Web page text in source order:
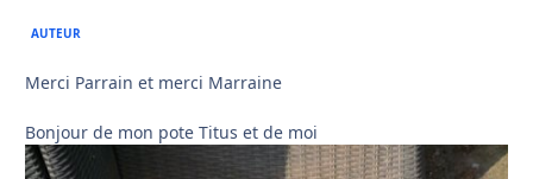
AUTEUR
Merci Parrain et merci Marraine
Bonjour de mon pote Titus et de moi